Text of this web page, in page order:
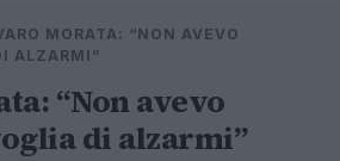
MORATA: “NON AVEVO
ALZARMI”
“Non avevo
di alzarmi”